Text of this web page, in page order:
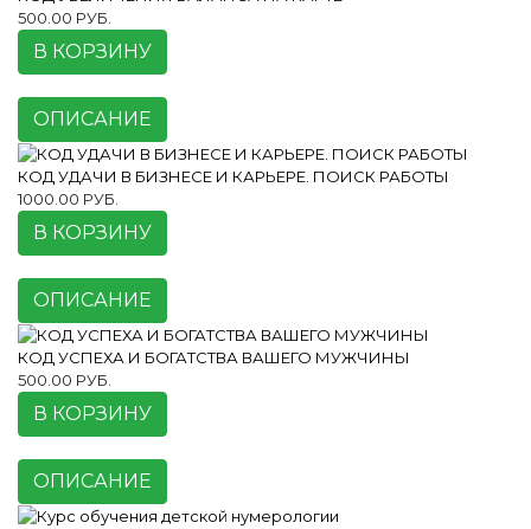
500.00 РУБ.
В КОРЗИНУ
ОПИСАНИЕ
КОД УДАЧИ В БИЗНЕСЕ И КАРЬЕРЕ. ПОИСК РАБОТЫ
1000.00 РУБ.
В КОРЗИНУ
ОПИСАНИЕ
КОД УСПЕХА И БОГАТСТВА ВАШЕГО МУЖЧИНЫ
500.00 РУБ.
В КОРЗИНУ
ОПИСАНИЕ